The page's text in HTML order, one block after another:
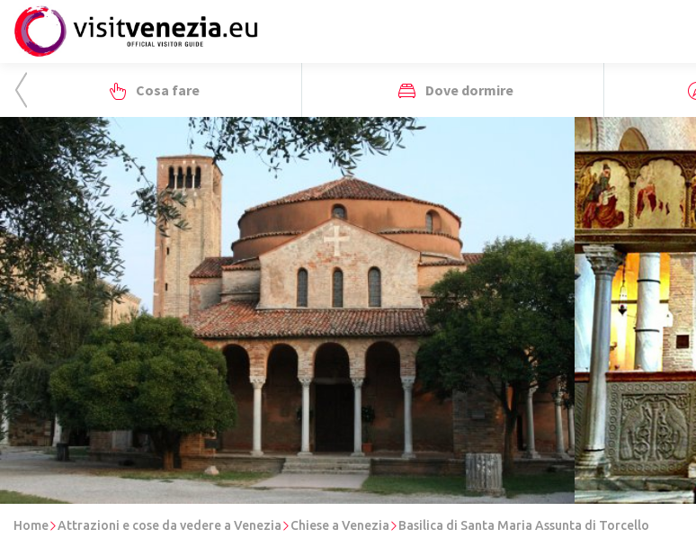
Cosa fare Dove dormire
Home Attrazioni e cose da vedere a Venezia Chiese a Venezia Basilica di Santa Maria Assunta di Torcello